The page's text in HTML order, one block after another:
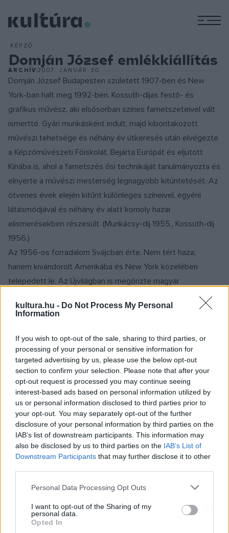
kultura.hu - Do Not Process My Personal
Information
If you wish to opt-out of the sale, sharing to third parties, or
processing of your personal or sensitive information for
targeted advertising by us, please use the below opt-out
section to confirm your selection. Please note that after your
opt-out request is processed you may continue seeing
interest-based ads based on personal information utilized by
us or personal information disclosed to third parties prior to
your opt-out. You may separately opt-out of the further
disclosure of your personal information by third parties on the
IAB’s list of downstream participants. This information may
also be disclosed by us to third parties on the IAB’s List of
Downstream Participants that may further disclose it to other
Please note that this website/app uses one or more Google
not limited to your visit or usage behaviour. You may click to
grant or deny consent to Google and its third-party tags to
use your data for below specified purposes in below Google
Personal Data Processing Opt Outs
I want to opt-out of the Sharing of my
personal data.
Opted In
KÉPZŐ
Domján József emlékkiállítás
ARCHÍV2007. JANUÁR 30.
Domján József Budapesten született 1907-ben és New
York-ban halt meg 1992-ben. Kossuth-díjas festő- és
grafikus művész, aki elsősorban színes fametszeteivel vált
ismertté. Gyári munkásként indult, majd kibontakozott
művészi tehetsége és néhány év útkeresés után elvégezte
a Képzőművészeti Főiskolát. Bejárta Európát és eljutott
Kínába is, ahol a fametszés ősi technikáját tanulmányozta és
elnyerte a művészi mesterség legnagyobb kitüntetését. Az
ötvenes évek elején kitűnt különleges színeivel, egyéni
látásmódjával és néhány év alatt komoly hazai
elismerésekben részesült. (Munkácsy-díj 1955., Kossuth-díj
1956.)
Az 1956-os forradalom Svájcban érte. Nem tért haza,
hanem kivándorolt Amerikába és New York közelében
telepedett le. Az Újvilágban is megőrizte magyar
hagyományokból táplálkozó szemléletét és sajátos stílusa
széles körben ismertté tette. Művei a világ számos fontos
Metropolitan Múzeumben, a londoni Victoria és Albert
Múzeumban, a Magyar Nemzeti Galériában is. A művész
életművének jelentősebb alkotásaiból 1979-ben
Sárospatakon állandó gyűjteményes kiállítás létesült.
Domján képei annyira egyéniek és magyar gyökerűek, hogy
stílusa nem téveszthető össze mással. Mindig
foglalkoztatta a történelem, a természet,, a népművészet, a
balladák, az ősi hiedelem és mondavilág, s ezeket olyan
festőien és oly gazdag stílusban jeleníti meg, hogy időtől és
magába szívja és saját személyiségén átszűrve egyéni
módon adja elő.